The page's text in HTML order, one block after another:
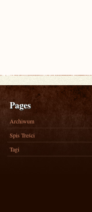
Pages
Archiwum
Spis Treści
Tagi